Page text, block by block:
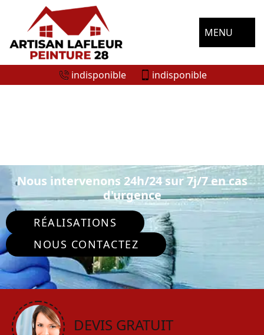
MENU
indisponible indisponible
Nous intervenons 24h/24 sur 7j/7 en cas
d'urgence
RÉALISATIONS
NOUS CONTACTEZ
DEVIS GRATUIT